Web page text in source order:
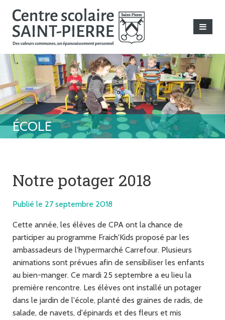
Notre potager 2018
Publié le 27 septembre 2018
Cette année, les élèves de CPA ont la chance de
participer au programme Fraich'Kids proposé par les
ambassadeurs de l'hypermarché Carrefour. Plusieurs
animations sont prévues afin de sensibiliser les enfants
au bien-manger. Ce mardi 25 septembre a eu lieu la
première rencontre. Les élèves ont installé un potager
dans le jardin de l'école, planté des graines de radis, de
salade, de navets, d'épinards et des fleurs et mis